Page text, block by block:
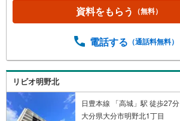
資料をもらう （無料）
電話する （通話料無料）
リビオ明野北
日豊本線 「高城」駅 徒歩27分
大分県大分市明野北1丁目